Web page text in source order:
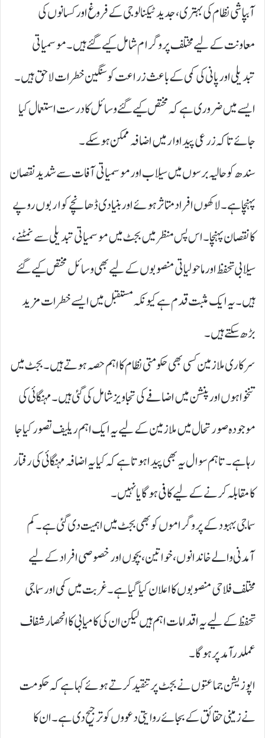
آبپاشی نظام کی بہتری، جدید ٹیکنالوجی کے فروغ اور کسانوں کی
معاونت کے لیے مختلف پروگرام شامل کیے گئے ہیں۔ موسمیاتی
تبدیلی اور پانی کی کمی کے باعث زراعت کو سنگین خطرات لاحق ہیں۔
ایسے میں ضروری ہے کہ مختص کیے گئے وسائل کا درست استعمال کیا
جائے تاکہ زرعی پیداوار میں اضافہ ممکن ہو سکے۔
سندھ کو حالیہ برسوں میں سیلاب اور موسمیاتی آفات سے شدید نقصان
پہنچا ہے۔ لاکھوں افراد متاثر ہوئے اور بنیادی ڈھانچے کو اربوں روپے
کا نقصان پہنچا۔ اس پس منظر میں بجٹ میں موسمیاتی تبدیلی سے نمٹنے،
سیلابی تحفظ اور ماحولیاتی منصوبوں کے لیے بھی وسائل مختص کیے گئے
ہیں۔ یہ ایک مثبت قدم ہے کیونکہ مستقبل میں ایسے خطرات مزید
بڑھ سکتے ہیں۔
سرکاری ملازمین کسی بھی حکومتی نظام کا اہم حصہ ہوتے ہیں۔ بجٹ میں
تنخواہوں اور پنشن میں اضافے کی تجاویز شامل کی گئی ہیں۔ مہنگائی کی
موجودہ صورتحال میں ملازمین کے لیے یہ ایک اہم ریلیف تصور کیا جا
رہا ہے۔ تاہم سوال یہ بھی پیدا ہوتا ہے کہ کیا یہ اضافہ مہنگائی کی رفتار
کا مقابلہ کرنے کے لیے کافی ہوگا یا نہیں۔
سماجی بہبود کے پروگراموں کو بھی بجٹ میں اہمیت دی گئی ہے۔ کم
آمدنی والے خاندانوں، خواتین، بچوں اور خصوصی افراد کے لیے
مختلف فلاحی منصوبوں کا اعلان کیا گیا ہے۔ غربت میں کمی اور سماجی
تحفظ کے لیے یہ اقدامات اہم ہیں لیکن ان کی کامیابی کا انحصار شفاف
عملدرآمد پر ہوگا۔
اپوزیشن جماعتوں نے بجٹ پر تنقید کرتے ہوئے کہا ہے کہ حکومت
نے زمینی حقائق کے بجائے روایتی دعووں کو ترجیح دی ہے۔ ان کا